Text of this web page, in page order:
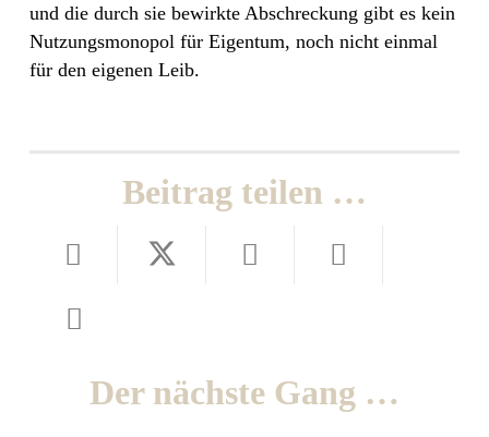
und die durch sie bewirkte Abschreckung gibt es kein
Nutzungsmonopol für Eigentum, noch nicht einmal
für den eigenen Leib.
Beitrag teilen …
Der nächste Gang …